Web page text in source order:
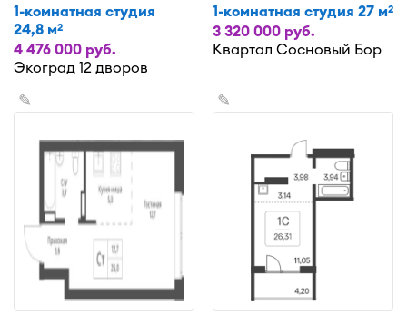
1-комнатная студия
24,8 м2
4 476 000 руб.
Экоград 12 дворов
1-комнатная студия 27 м2
3 320 000 руб.
Квартал Сосновый Бор
✎ ✎